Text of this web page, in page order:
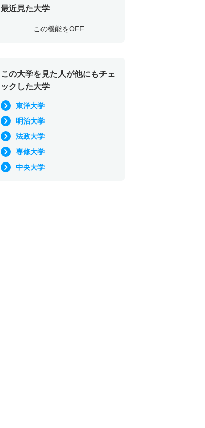
最近見た大学
この機能をOFF
この大学を見た人が他にもチェ
ックした大学
東洋大学
明治大学
法政大学
専修大学
中央大学